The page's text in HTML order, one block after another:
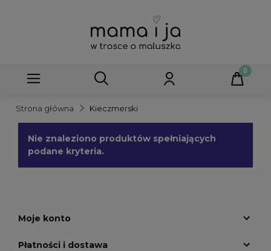
Strona główna Kieczmerski
Nie znaleziono produktów spełniających
podane kryteria.
Moje konto
Płatności i dostawa